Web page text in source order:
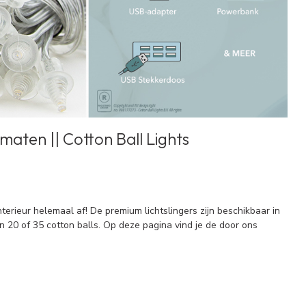
|| Cotton Ball Lights
helemaal af! De premium lichtslingers zijn beschikbaar in
of 35 cotton balls. Op deze pagina vind je de door ons